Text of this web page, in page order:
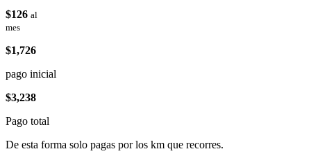
$126 al
mes
$1,726
pago inicial
$3,238
Pago total
De esta forma solo pagas por los km que recorres.